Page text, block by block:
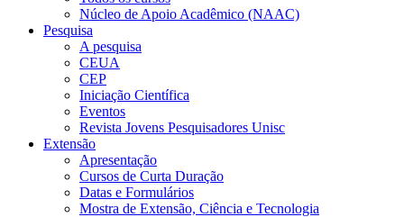
Núcleo de Apoio Acadêmico (NAAC)
Pesquisa
A pesquisa
CEUA
CEP
Iniciação Científica
Eventos
Revista Jovens Pesquisadores Unisc
Extensão
Apresentação
Cursos de Curta Duração
Datas e Formulários
Mostra de Extensão, Ciência e Tecnologia